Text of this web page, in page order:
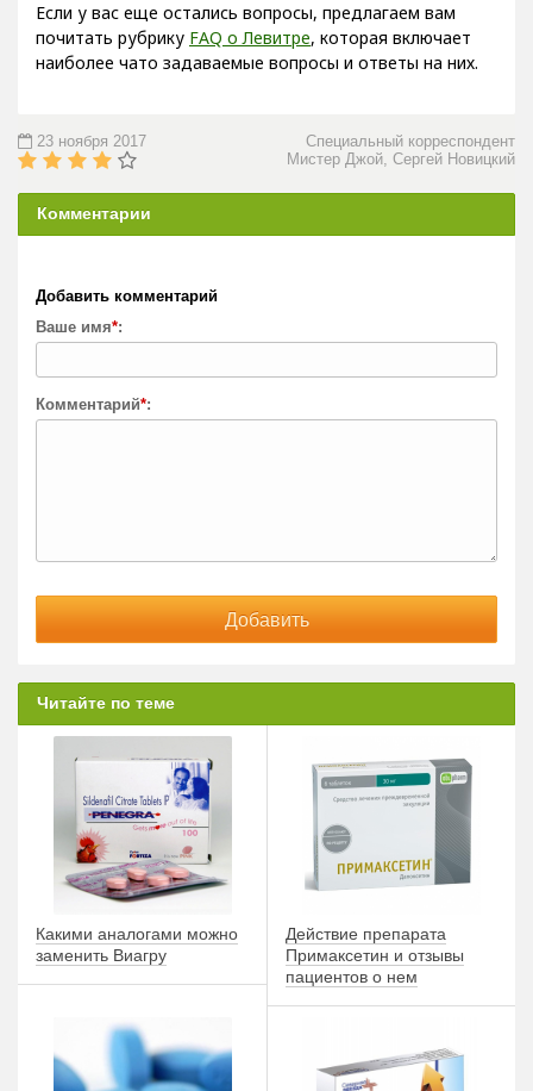
Если у вас еще остались вопросы, предлагаем вам
почитать рубрику FAQ о Левитре, которая включает
наиболее чато задаваемые вопросы и ответы на них.
Специальный корреспондент
Мистер Джой, Сергей Новицкий
23 ноября 2017
Комментарии
Добавить комментарий
Ваше имя*:
Комментарий*:
Читайте по теме
Какими аналогами можно
заменить Виагру
Действие препарата
Примаксетин и отзывы
пациентов о нем